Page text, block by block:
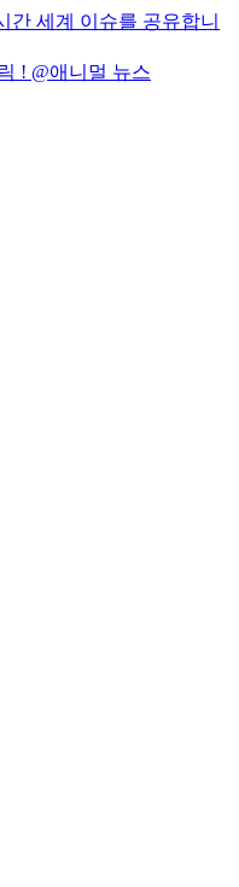
간 세계 이슈를 공유합니
! @애니멀 뉴스